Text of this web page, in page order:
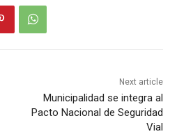
Next article
Municipalidad se integra al
Pacto Nacional de Seguridad
Vial